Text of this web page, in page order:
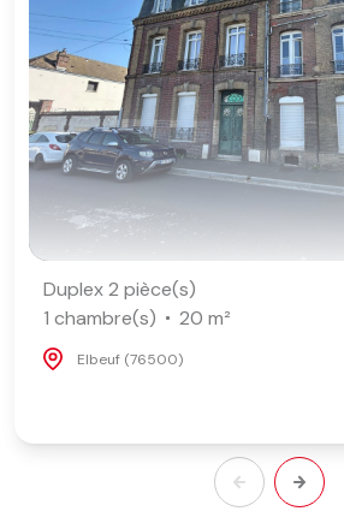
Duplex 2 pièce(s)
1 chambre(s)
20 m²
Elbeuf (76500)